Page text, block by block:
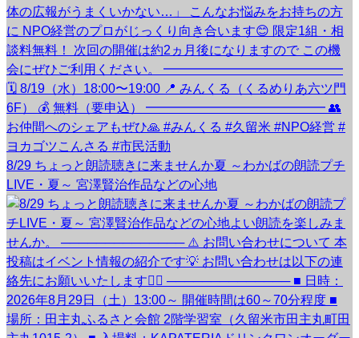
8/29 ちょっと朗読聴きに来ませんか夏 ～わかばの朗読プチ
LIVE・夏～ 宮澤賢治作品などの心地